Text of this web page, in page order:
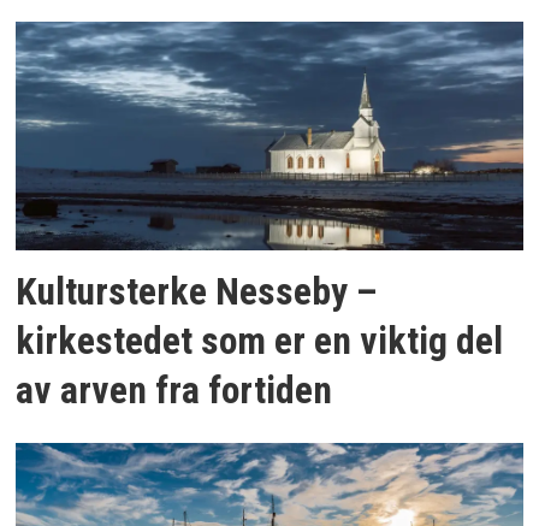
Kultursterke Nesseby –
kirkestedet som er en viktig del
av arven fra fortiden